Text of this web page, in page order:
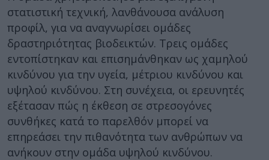
στατιστική τεχνική, λανθάνουσα ανάλυση
προφίλ, για να αναγνωρίσει ομάδες
δραστηριότητας βιοδεικτών. Τρεις ομάδες
εντοπίστηκαν και επισημάνθηκαν ως χαμηλού
κινδύνου για την υγεία, μέτριου κινδύνου και
υψηλού κινδύνου. Στη συνέχεια, οι ερευνητές
εξέτασαν πώς η έκθεση σε στρεσογόνες
συνθήκες κατά το παρελθόν μπορεί να
επηρεάσει την πιθανότητα των ανθρώπων να
ανήκουν στην ομάδα υψηλού κινδύνου.